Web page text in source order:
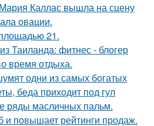
Каллас вышла на сцену
овации.
21.
Таиланда: фитнес - блогер
время отдыха.
одни из самых богатых
беда приходит под гул
ряды масличных пальм.
и повышает рейтинги продаж.